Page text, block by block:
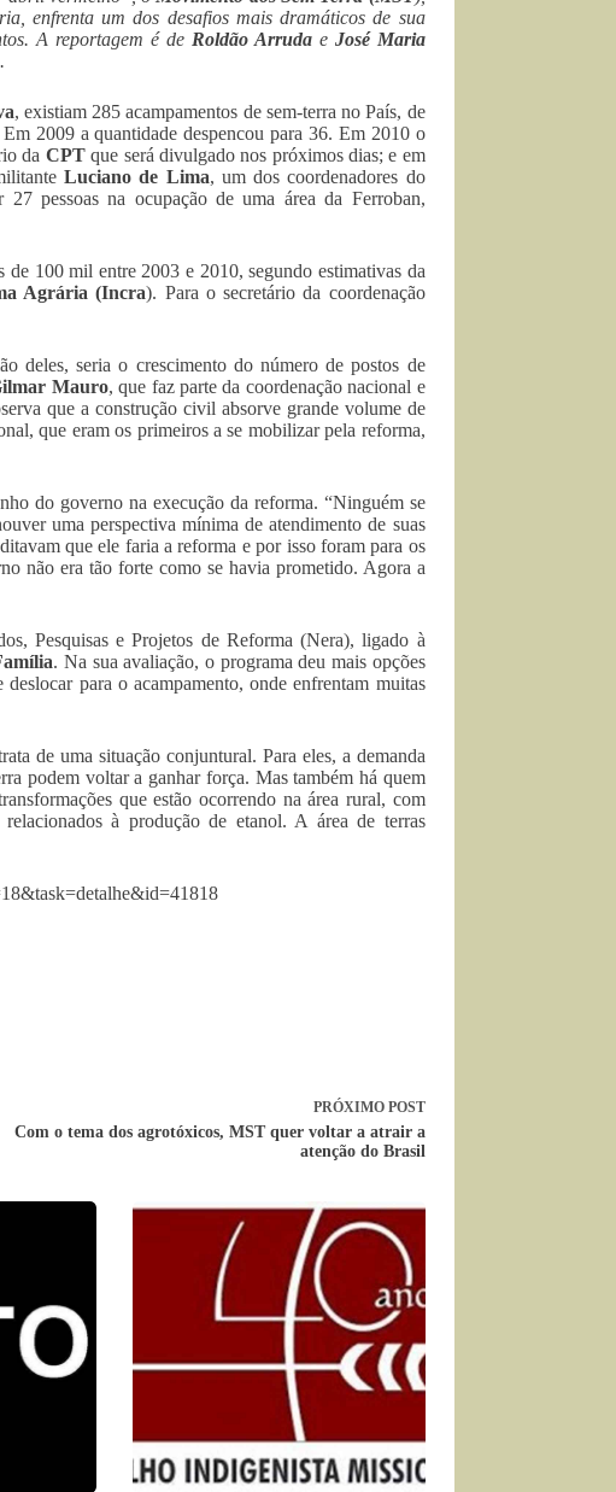
enfrenta um dos desafios mais dramáticos de sua
A reportagem é de Roldão Arrudae José Maria
, existiam 285 acampamentos de sem-terra no País, de
2009 a quantidade despencou para 36. Em 2010 o
da CPTque será divulgado nos próximos dias; e em
Luciano de Lima, um dos coordenadores do
pessoas na ocupação de uma área da Ferroban,
de 100 mil entre 2003 e 2010, segundo estimativas da
Agrária (Incra). Para o secretário da coordenação
deles, seria o crescimento do número de postos de
Mauro, que faz parte da coordenação nacional e
que a construção civil absorve grande volume de
que eram os primeiros a se mobilizar pela reforma,
do governo na execução da reforma. “Ninguém se
uma perspectiva mínima de atendimento de suas
que ele faria a reforma e por isso foram para os
não era tão forte como se havia prometido. Agora a
Pesquisas e Projetos de Reforma (Nera), ligado à
. Na sua avaliação, o programa deu mais opções
para o acampamento, onde enfrentam muitas
de uma situação conjuntural. Para eles, a demanda
podem voltar a ganhar força. Mas também há quem
que estão ocorrendo na área rural, com
à produção de etanol. A área de terras
PRÓXIMO POST
Com o tema dos agrotóxicos, MST quer voltar a atrair a
atenção do Brasil